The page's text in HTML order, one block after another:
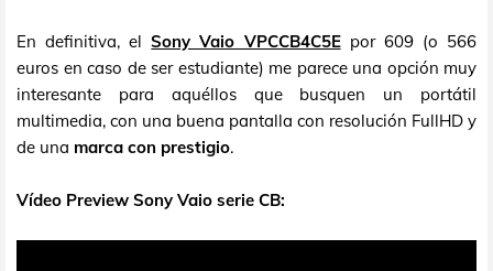
En definitiva, elSony Vaio VPCCB4C5Epor 609 (o 566
euros en caso de ser estudiante) me parece una opción muy
interesante para aquéllos que busquen un portátil
multimedia, con una buena pantalla con resolución FullHD y
de una marca con prestigio.
Vídeo Preview Sony Vaio serie CB: